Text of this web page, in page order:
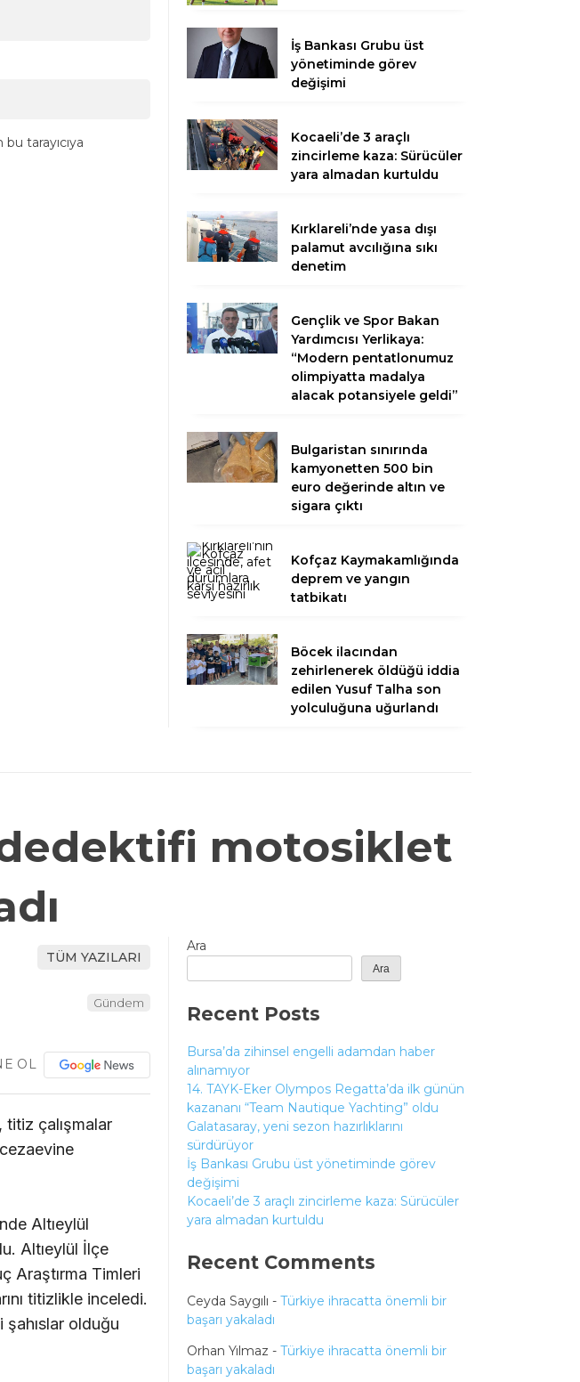
tarayıcıya
İş Bankası Grubu üst
yönetiminde görev
değişimi
Kocaeli’de 3 araçlı
zincirleme kaza: Sürücüler
yara almadan kurtuldu
Kırklareli’nde yasa dışı
palamut avcılığına sıkı
denetim
Gençlik ve Spor Bakan
Yardımcısı Yerlikaya:
“Modern pentatlonumuz
olimpiyatta madalya
alacak potansiyele geldi”
Bulgaristan sınırında
kamyonetten 500 bin
euro değerinde altın ve
sigara çıktı
Kofçaz Kaymakamlığında
deprem ve yangın
tatbikatı
Böcek ilacından
zehirlenerek öldüğü iddia
edilen Yusuf Talha son
yolculuğuna uğurlandı
dedektifi motosiklet
TÜM YAZILARI
Gündem
OL
titiz çalışmalar
Altıeylül
Altıeylül İlçe
Araştırma Timleri
titizlikle inceledi.
şahıslar olduğu
Ara
Ara
Recent Posts
Bursa’da zihinsel engelli adamdan haber
alınamıyor
14. TAYK-Eker Olympos Regatta’da ilk günün
kazananı “Team Nautique Yachting” oldu
Galatasaray, yeni sezon hazırlıklarını
sürdürüyor
İş Bankası Grubu üst yönetiminde görev
değişimi
Kocaeli’de 3 araçlı zincirleme kaza: Sürücüler
yara almadan kurtuldu
Recent Comments
Ceyda Saygılı - Türkiye ihracatta önemli bir
başarı yakaladı
Orhan Yılmaz - Türkiye ihracatta önemli bir
başarı yakaladı